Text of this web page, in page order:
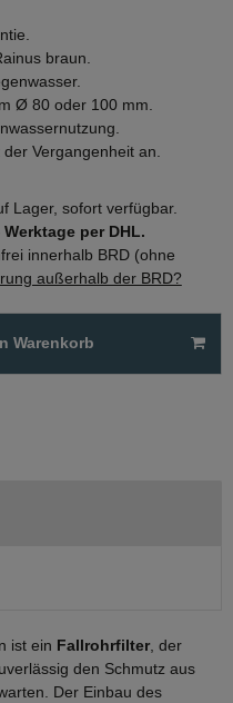
braun.
Ø 80 oder 100 mm.
Vergangenheit an.
Lager, sofort verfügbar.
per DHL.
innerhalb BRD (ohne
außerhalb der BRD?
Warenkorb
ist ein Fallrohrfilter, der
den Schmutz aus
Der Einbau des